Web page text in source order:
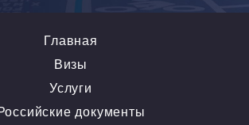
Главная
Визы
Услуги
документы